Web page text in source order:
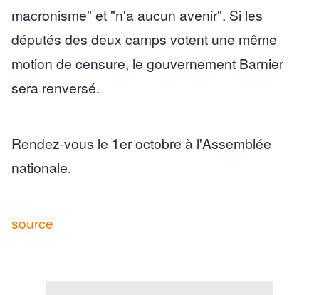
macronisme" et "n'a aucun avenir". Si les
députés des deux camps votent une même
motion de censure, le gouvernement Barnier
sera renversé.
Rendez-vous le 1er octobre à l'Assemblée
nationale.
source